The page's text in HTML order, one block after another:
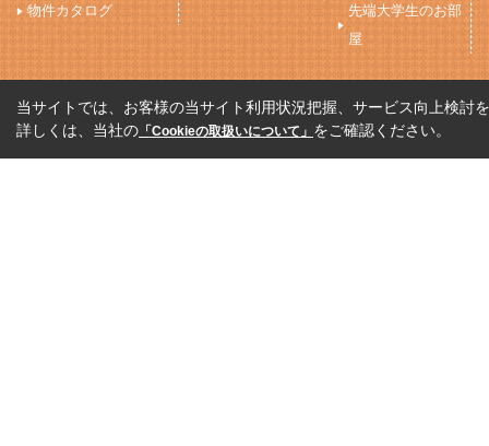
物件カタログ
先端大学生のお部
屋
当サイトでは、お客様の当サイト利用状況把握、サービス向上検討
詳しくは、当社の 「Cookieの取扱いについて」 をご確認ください。